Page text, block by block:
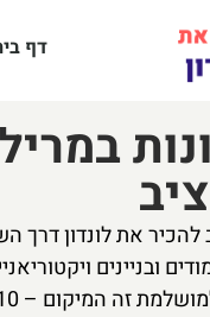
דף
להכיר את לונדון דרך
ובניינים
10 דקות מאוקספורד סטריט ורג'נט פארק, אבל בלי ההמולה של מרכז העיר.